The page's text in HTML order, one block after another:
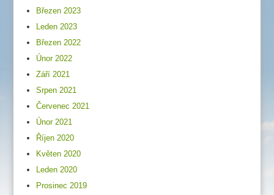
Březen 2023
Leden 2023
Březen 2022
Únor 2022
Září 2021
Srpen 2021
Červenec 2021
Únor 2021
Říjen 2020
Květen 2020
Leden 2020
Prosinec 2019